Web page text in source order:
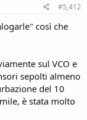
#5,412
così che
sul VCO e
sepolti almeno
del 10
è stata molto